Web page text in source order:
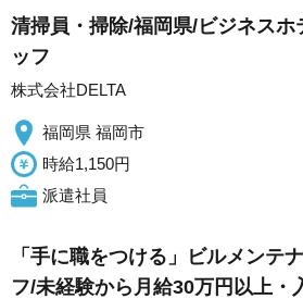
清掃員・掃除/福岡県/ビジネスホ
ッフ
株式会社DELTA
福岡県 福岡市
時給1,150円
派遣社員
「手に職をつける」ビルメンテ
フ/未経験から月給30万円以上・